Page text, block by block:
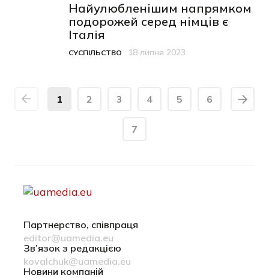
Найулюбленішим напрямком
подорожей серед німців є
Італія
Категорія
СУСПІЛЬСТВО
Дата публікації18 липня 2023
1 2 3 4 5 6
7
Партнерство, співпраця
editor@uamedia.eu
Зв’язок з редакцією
kovalchuk@uamedia.eu
Новини компаній